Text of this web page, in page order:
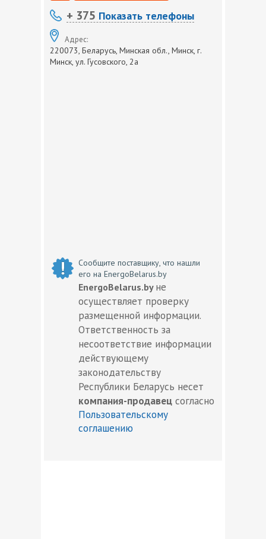
+ 375 Показать телефоны
Адрес:
220073, Беларусь, Минская обл., Минск, г.
Минск, ул. Гусовского, 2а
Сообщите поставщику, что нашли
его на EnergoBelarus.by
EnergoBelarus.by не
осуществляет проверку
размещенной информации.
Ответственность за
несоответствие информации
действующему
законодательству
Республики Беларусь несет
компания-продавец согласно
Пользовательскому
соглашению